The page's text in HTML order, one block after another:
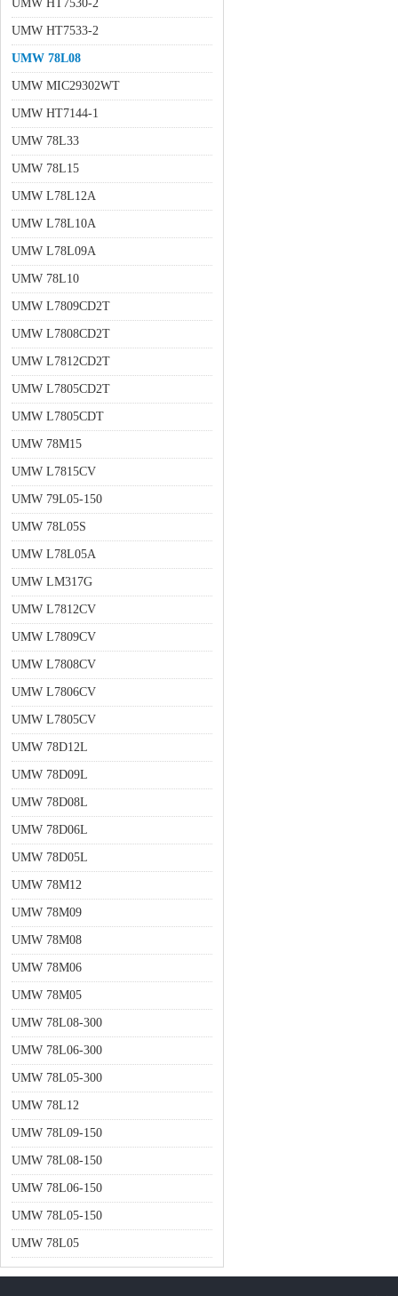
UMW HT7530-2
UMW HT7533-2
UMW 78L08
UMW MIC29302WT
UMW HT7144-1
UMW 78L33
UMW 78L15
UMW L78L12A
UMW L78L10A
UMW L78L09A
UMW 78L10
UMW L7809CD2T
UMW L7808CD2T
UMW L7812CD2T
UMW L7805CD2T
UMW L7805CDT
UMW 78M15
UMW L7815CV
UMW 79L05-150
UMW 78L05S
UMW L78L05A
UMW LM317G
UMW L7812CV
UMW L7809CV
UMW L7808CV
UMW L7806CV
UMW L7805CV
UMW 78D12L
UMW 78D09L
UMW 78D08L
UMW 78D06L
UMW 78D05L
UMW 78M12
UMW 78M09
UMW 78M08
UMW 78M06
UMW 78M05
UMW 78L08-300
UMW 78L06-300
UMW 78L05-300
UMW 78L12
UMW 78L09-150
UMW 78L08-150
UMW 78L06-150
UMW 78L05-150
UMW 78L05